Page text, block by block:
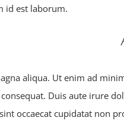
id est laborum.
aliqua. Ut enim ad
Duis aute irure
occaecat cupidatat non